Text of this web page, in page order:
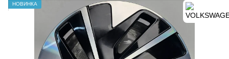
НОВИНКА